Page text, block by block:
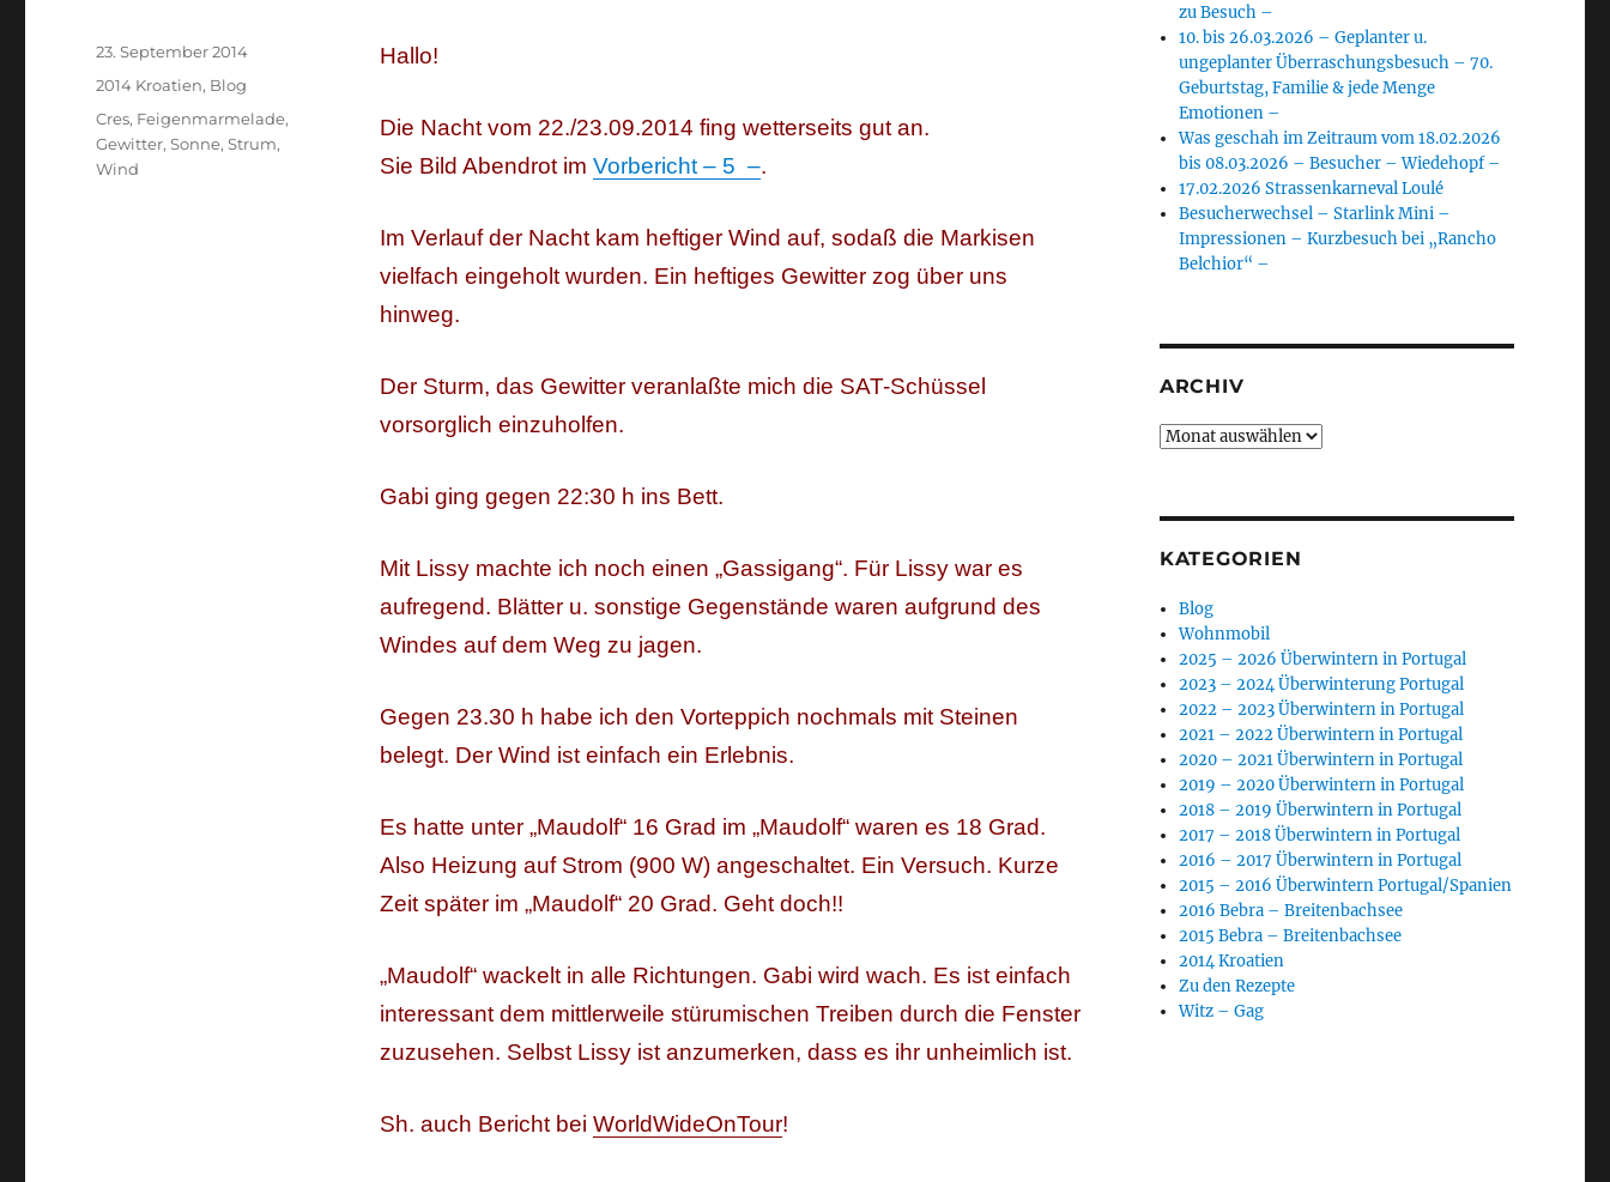
Hallo!
Die Nacht vom 22./23.09.2014 fing wetterseits gut an.
Sie Bild Abendrot im Vorbericht – 5 –.
Im Verlauf der Nacht kam heftiger Wind auf, sodaß die Markisen
vielfach eingeholt wurden. Ein heftiges Gewitter zog über uns
hinweg.
Der Sturm, das Gewitter veranlaßte mich die SAT-Schüssel
vorsorglich einzuholfen.
Gabi ging gegen 22:30 h ins Bett.
Mit Lissy machte ich noch einen „Gassigang“. Für Lissy war es
aufregend. Blätter u. sonstige Gegenstände waren aufgrund des
Windes auf dem Weg zu jagen.
Gegen 23.30 h habe ich den Vorteppich nochmals mit Steinen
belegt. Der Wind ist einfach ein Erlebnis.
Es hatte unter „Maudolf“ 16 Grad im „Maudolf“ waren es 18 Grad.
Also Heizung auf Strom (900 W) angeschaltet. Ein Versuch. Kurze
Zeit später im „Maudolf“ 20 Grad. Geht doch!!
„Maudolf“ wackelt in alle Richtungen. Gabi wird wach. Es ist einfach
interessant dem mittlerweile stürumischen Treiben durch die Fenster
zuzusehen. Selbst Lissy ist anzumerken, dass es ihr unheimlich ist.
Sh. auch Bericht bei WorldWideOnTour!
Veröffentlicht
am
23. September 2014
Kategorien
2014 Kroatien, Blog
Schlagwörter
Cres, Feigenmarmelade,
Gewitter,Sonne,Strum,
Wind
zu Besuch –
10. bis 26.03.2026 – Geplanter u.
ungeplanter Überraschungsbesuch – 70.
Geburtstag, Familie & jede Menge
Emotionen –
Was geschah im Zeitraum vom 18.02.2026
bis 08.03.2026 – Besucher – Wiedehopf –
17.02.2026 Strassenkarneval Loulé
Besucherwechsel – Starlink Mini –
Impressionen – Kurzbesuch bei „Rancho
Belchior“ –
ARCHIV
Archiv
KATEGORIEN
Blog
Wohnmobil
2025 – 2026 Überwintern in Portugal
2023 – 2024 Überwinterung Portugal
2022 – 2023 Überwintern in Portugal
2021 – 2022 Überwintern in Portugal
2020 – 2021 Überwintern in Portugal
2019 – 2020 Überwintern in Portugal
2018 – 2019 Überwintern in Portugal
2017 – 2018 Überwintern in Portugal
2016 – 2017 Überwintern in Portugal
2015 – 2016 Überwintern Portugal/Spanien
2016 Bebra – Breitenbachsee
2015 Bebra – Breitenbachsee
2014 Kroatien
Zu den Rezepte
Witz – Gag